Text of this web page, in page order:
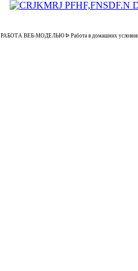
РАБОТА ВЕБ-МОДЕЛЬЮ ᐉ Работа в домашних условиях